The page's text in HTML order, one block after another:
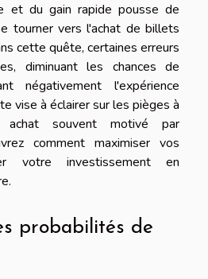
et du gain rapide pousse de
tourner vers l'achat de billets
cette quête, certaines erreurs
diminuant les chances de
négativement l'expérience
vise à éclairer sur les pièges à
souvent motivé par
comment maximiser vos
votre investissement en
probabilités de